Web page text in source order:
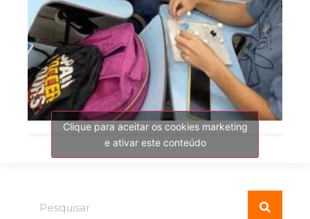
Clique para aceitar os cookies marketing
e ativar este conteúdo